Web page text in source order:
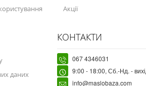
даних
Акції
КОНТАКТИ
067 4346031
9:00 - 18:00, Сб.-Нд. -
info@maslobaza.com